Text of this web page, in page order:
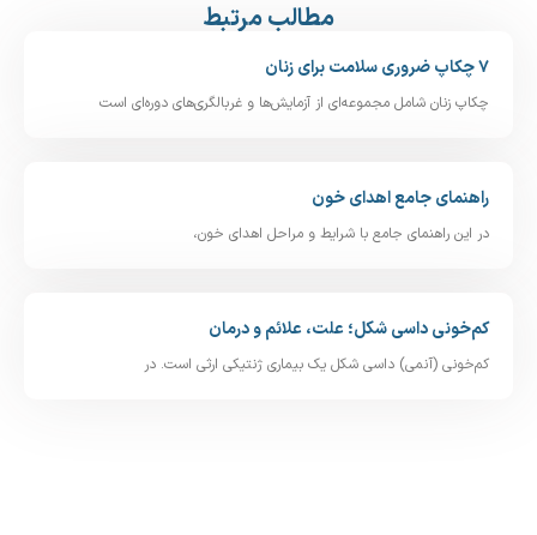
مطالب مرتبط
۷ چکاپ ضروری سلامت برای زنان
چکاپ زنان شامل مجموعه‌ای از آزمایش‌ها و غربالگری‌های دوره‌ای است
راهنمای جامع اهدای خون
در این راهنمای جامع با شرایط و مراحل اهدای خون،
کم‌خونی داسی‌ شکل؛ علت، علائم و درمان
کم‌خونی (آنمی) داسی‌ شکل یک بیماری ژنتیکی ارثی است. در